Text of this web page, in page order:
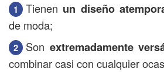
Tienen un diseño
de moda;
Son extremadamente
combinar casi con cualquier